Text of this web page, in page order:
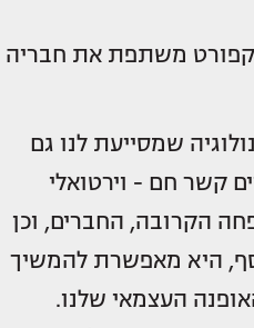
משתפת את חבריה
שמסייעת לנו גם
קשר חם - וירטואלי
הקרובה, החברים, וכן
היא מאפשרת להמשיך
העצמאי שלנו.